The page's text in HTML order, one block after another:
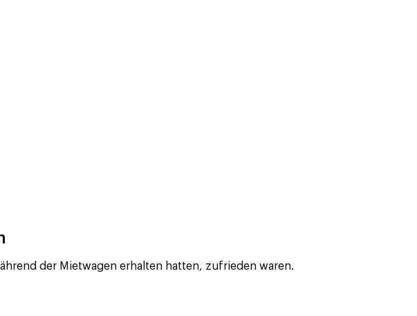
der Mietwagen erhalten hatten, zufrieden waren.